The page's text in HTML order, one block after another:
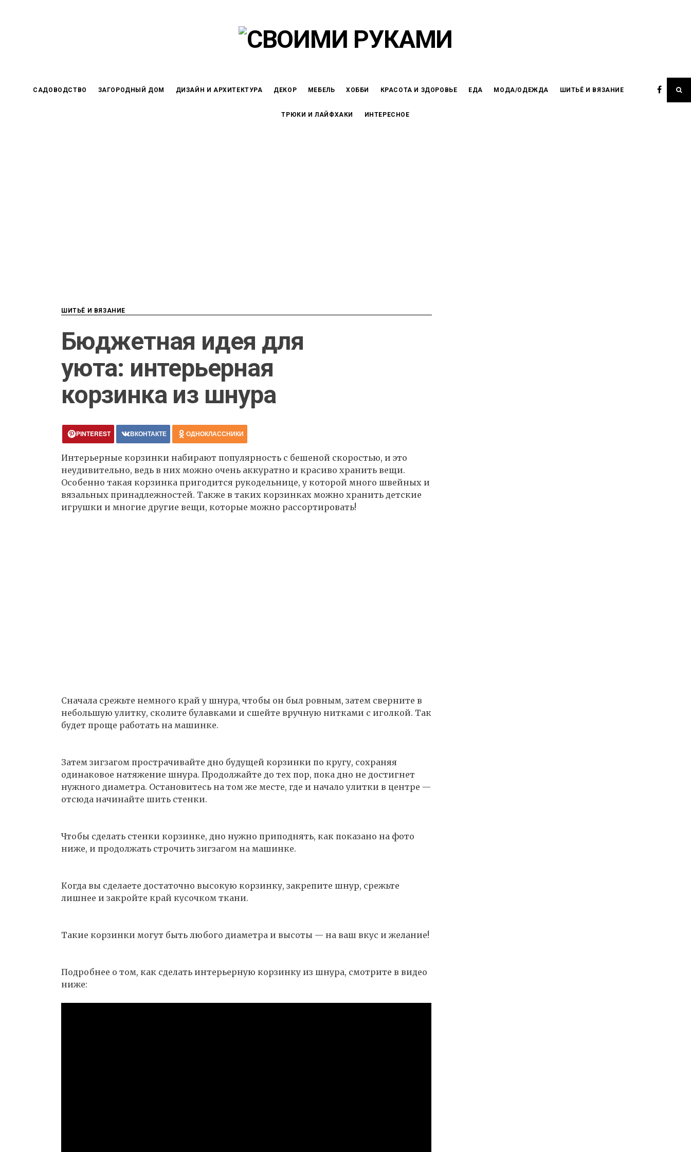
САДОВОДСТВО ЗАГОРОДНЫЙ ДОМ ДИЗАЙН И АРХИТЕКТУРА ДЕКОР МЕБЕЛЬ ХОББИ КРАСОТА И ЗДОРОВЬЕ ЕДА МОДА/ОДЕЖДА ШИТЬЁ И ВЯЗАНИЕ
ТРЮКИ И ЛАЙФХАКИ ИНТЕРЕСНОЕ
ШИТЬЁ И ВЯЗАНИЕ
Бюджетная идея для
уюта: интерьерная
корзинка из шнура
PINTEREST ВКОНТАКТЕ ОДНОКЛАССНИКИ
Интерьерные корзинки набирают популярность с бешеной скоростью, и это
неудивительно, ведь в них можно очень аккуратно и красиво хранить вещи.
Особенно такая корзинка пригодится рукодельнице, у которой много швейных и
вязальных принадлежностей. Также в таких корзинках можно хранить детские
игрушки и многие другие вещи, которые можно рассортировать!
Сначала срежьте немного край у шнура, чтобы он был ровным, затем сверните в
небольшую улитку, сколите булавками и сшейте вручную нитками с иголкой. Так
будет проще работать на машинке.
Затем зигзагом прострачивайте дно будущей корзинки по кругу, сохраняя
одинаковое натяжение шнура. Продолжайте до тех пор, пока дно не достигнет
нужного диаметра. Остановитесь на том же месте, где и начало улитки в центре —
отсюда начинайте шить стенки.
Чтобы сделать стенки корзинке, дно нужно приподнять, как показано на фото
ниже, и продолжать строчить зигзагом на машинке.
Когда вы сделаете достаточно высокую корзинку, закрепите шнур, срежьте
лишнее и закройте край кусочком ткани.
Такие корзинки могут быть любого диаметра и высоты — на ваш вкус и желание!
Подробнее о том, как сделать интерьерную корзинку из шнура, смотрите в видео
ниже: